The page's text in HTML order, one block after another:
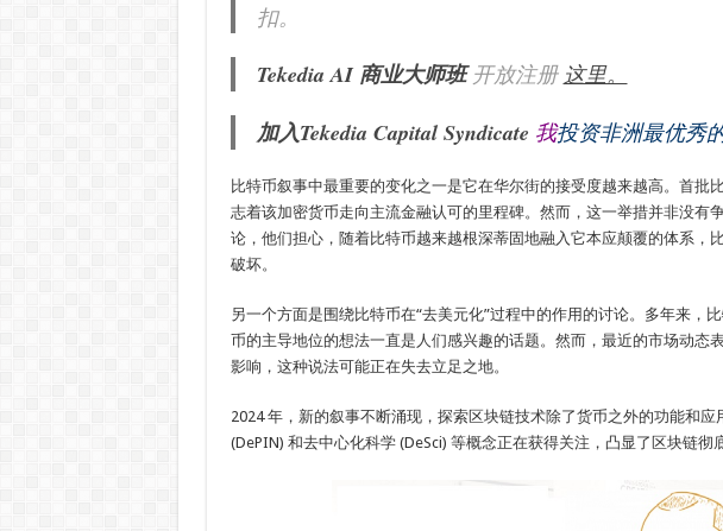
扣。
Tekedia AI 商业大师班开放注册 这里。
加入Tekedia Capital Syndicate 我投资非洲最优秀
比特币叙事中最重要的变化之一是它在华尔街的接受度越来越高。首批
志着该加密货币走向主流金融认可的里程碑。然而，这一举措并非没有
论，他们担心，随着比特币越来越根深蒂固地融入它本应颠覆的体系，
破坏。
另一个方面是围绕比特币在“去美元化”过程中的作用的讨论。多年来，
币的主导地位的想法一直是人们感兴趣的话题。然而，最近的市场动态
影响，这种说法可能正在失去立足之地。
2024 年，新的叙事不断涌现，探索区块链技术除了货币之外的功能和
(DePIN) 和去中心化科学 (DeSci) 等概念正在获得关注，凸显了区块链彻